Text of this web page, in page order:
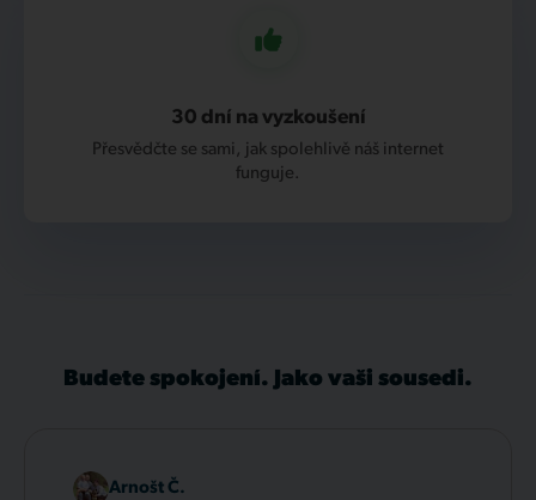
30 dní na vyzkoušení
Přesvědčte se sami, jak spolehlivě náš internet
funguje.
Budete spokojení. Jako vaši sousedi.
Arnošt Č.